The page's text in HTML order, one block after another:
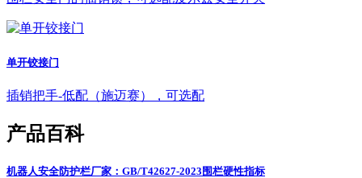
单开铰接门
插销把手-低配（施迈赛），可选配
产品百科
机器人安全防护栏厂家：GB/T42627-2023围栏硬性指标